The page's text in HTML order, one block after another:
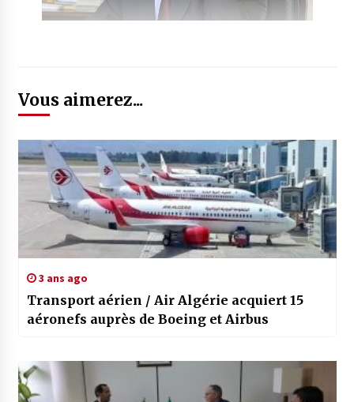
Vous aimerez...
3 ans ago
Transport aérien / Air Algérie acquiert 15
aéronefs auprès de Boeing et Airbus